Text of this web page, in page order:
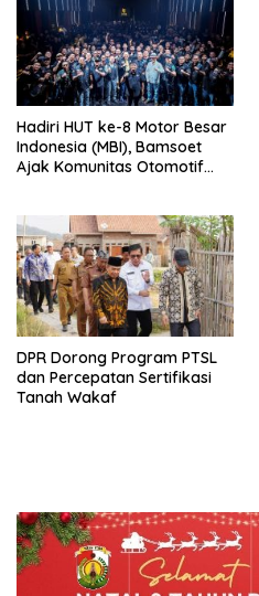
Hadiri HUT ke-8 Motor Besar
Indonesia (MBI), Bamsoet
Ajak Komunitas Otomotif
Derasnya Provokasi Pecah
Belah Bangsa
DPR Dorong Program PTSL
dan Percepatan Sertifikasi
Tanah Wakaf